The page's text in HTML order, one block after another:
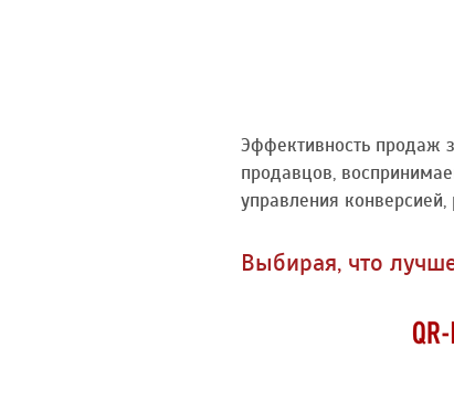
Эффективность продаж
продавцов,
управления
Выбирая, что